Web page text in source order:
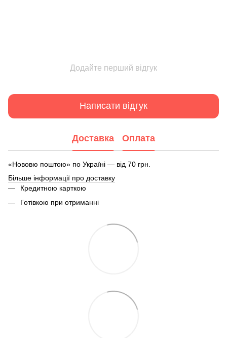
Додайте перший відгук
Написати відгук
Доставка Оплата
«Нововю поштою» по Україні — від 70 грн.
Більше інформації про доставку
Кредитною карткою
Готівкою при отриманні